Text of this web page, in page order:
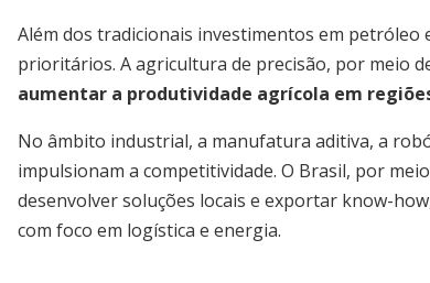
Além dos tradicionais investimentos em
prioritários. A agricultura de precisão, por meio
aumentar a produtividade agrícola em
No âmbito industrial, a manufatura aditiva, a
impulsionam a competitividade. O Brasil, por
desenvolver soluções locais e exportar know-
com foco em logística e energia.